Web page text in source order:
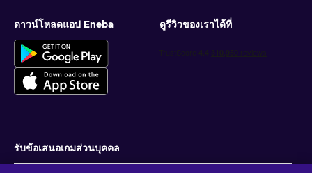
ดาวน์โหลดแอป Eneba ดูรีวิวของเราได้ที่
รับข้อเสนอเกมส่วนบุคคล